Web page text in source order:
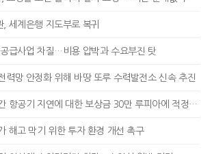
, 세계은행 지도부로 복귀
급사업 차질…비용 압박과 수요부진 탓
력망 안정화 위해 바땅 또루 수력발전소 신속 추진
공기 지연에 대한 보상금 30만 루피아에 적정성 제기
해고 막기 위한 투자 환경 개선 촉구